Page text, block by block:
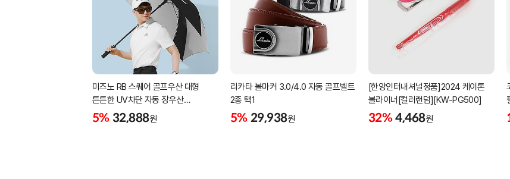
미즈노 RB 스퀘어 골프우산 대형
튼튼한 UV차단 자동 장우산
5LKY22100
5% 32,888원
리카타 볼마커 3.0/4.0 자동 골프벨트
2종 택1
5% 29,938원
[한양인터내셔널정품]2024 케이톤
볼라이너[컬러랜덤][KW-PG500]
32% 4,468원